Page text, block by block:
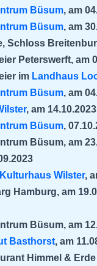
Büsum, am
Büsum, am
Schloss
Peterswerft, am
im Landhaus
Büsum, am
, am 14.10.2023
Büsum,
Büsum, am
Kulturhaus Wilster,
Hamburg, am
Büsum, am
Basthorst, am
Himmel &